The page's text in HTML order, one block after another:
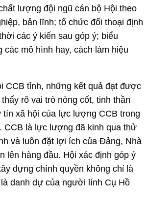
lượng đội ngũ cán bộ Hội theo
bản lĩnh; tổ chức đối thoại định
các ý kiến sau góp ý; biểu
các mô hình hay, cách làm hiệu
CCB tỉnh, những kết quả đạt được
rõ vai trò nòng cốt, tinh thần
tín xã hội của lực lượng CCB trong
CCB là lực lượng đã kinh qua thử
và luôn đặt lợi ích của Đảng, Nhà
lên hàng đầu. Hội xác định góp ý
dựng chính quyền không chỉ là
danh dự của người lính Cụ Hồ